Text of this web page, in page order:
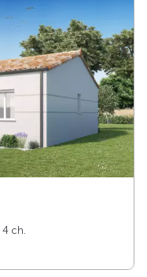
| 4 ch.